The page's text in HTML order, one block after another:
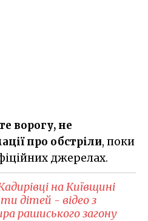
ворогу, не
про обстріли, поки
джерелах.
на Київщині
дітей - відео з
рашиського загону